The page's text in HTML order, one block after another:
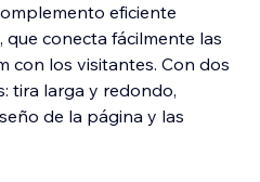
eficiente
conecta fácilmente las
con los visitantes. Con dos
tira larga y redondo,
de la página y las